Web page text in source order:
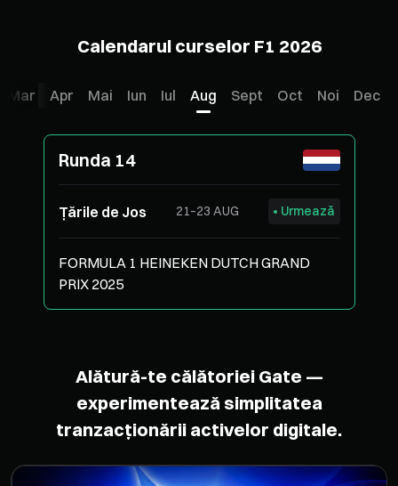
Calendarul curselor F1 2026
Mar Apr Mai Iun Iul Aug Sept Oct Noi Dec
Runda 14
Țările de Jos 21–23 AUG Urmează
FORMULA 1 HEINEKEN DUTCH GRAND
PRIX 2025
Alătură-te călătoriei Gate —
experimentează simplitatea
tranzacționării activelor digitale.